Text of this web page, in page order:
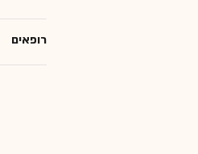
רופאים